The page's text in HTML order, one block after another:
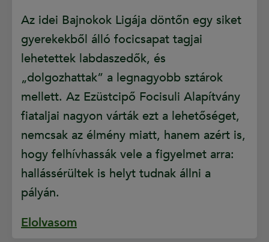
Az idei Bajnokok Ligája döntőn egy siket
gyerekekből álló focicsapat tagjai
lehetettek labdaszedők, és
„dolgozhattak” a legnagyobb sztárok
mellett. Az Ezüstcipő Focisuli Alapítvány
fiataljai nagyon várták ezt a lehetőséget,
nemcsak az élmény miatt, hanem azért is,
hogy felhívhassák vele a figyelmet arra:
hallássérültek is helyt tudnak állni a
pályán.
Elolvasom